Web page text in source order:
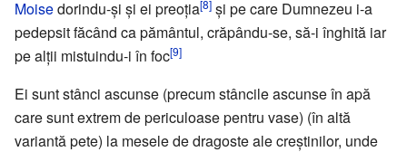
Moisedorindu-şi şi ei preoţia[8] şi pe care Dumnezeu i-a
pedepsit făcând ca pământul, crăpându-se, să-i înghită iar
pe alţii mistuindu-i în foc[9]
Ei sunt stânci ascunse (precum stâncile ascunse în apă
care sunt extrem de periculoase pentru vase) (în altă
variantă pete) la mesele de dragoste ale creştinilor, unde